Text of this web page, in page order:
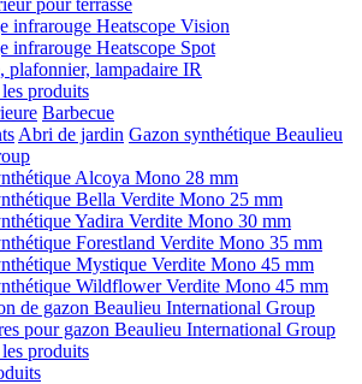
pour terrasse
infrarouge Heatscope Vision
infrarouge Heatscope Spot
plafonnier, lampadaire IR
produits
Barbecue
Abri de jardin Gazon synthétique Beaulieu
Alcoya Mono 28 mm
Bella Verdite Mono 25 mm
Yadira Verdite Mono 30 mm
Forestland Verdite Mono 35 mm
Mystique Verdite Mono 45 mm
Wildflower Verdite Mono 45 mm
de gazon Beaulieu International Group
pour gazon Beaulieu International Group
produits